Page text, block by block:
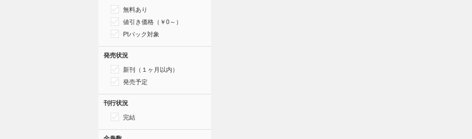
無料あり
値引き価格（￥0～）
Ptバック対象
発売状況
新刊（１ヶ月以内）
発売予定
刊行状況
完結